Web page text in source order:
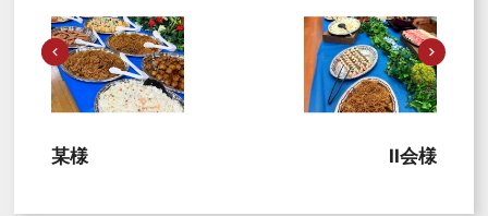
某様 II会様